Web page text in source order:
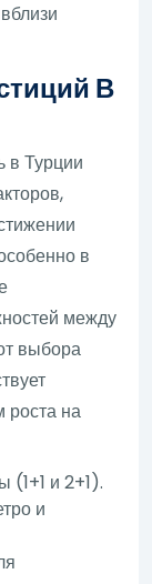
В
в Турции
в
между
выбора
роста на
(1+1 и 2+1).
и